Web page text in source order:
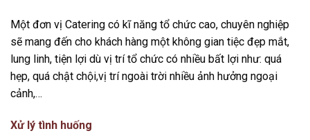
Một đơn vị Catering có kĩ năng tổ chức cao, chuyên nghiệp
sẽ mang đến cho khách hàng một không gian tiệc đẹp mắt,
lung linh, tiện lợi dù vị trí tổ chức có nhiều bất lợi như: quá
hẹp, quá chật chội,vị trí ngoài trời nhiều ảnh hưởng ngoại
cảnh,…
Xử lý tình huống